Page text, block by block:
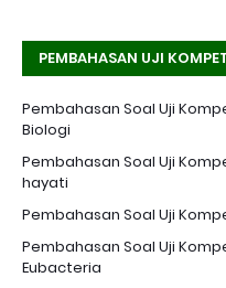
PEMBAHASAN UJI
Pembahasan Soal Uji
Biologi
Pembahasan Soal Uji
hayati
Pembahasan Soal Uji
Pembahasan Soal Uji
Eubacteria